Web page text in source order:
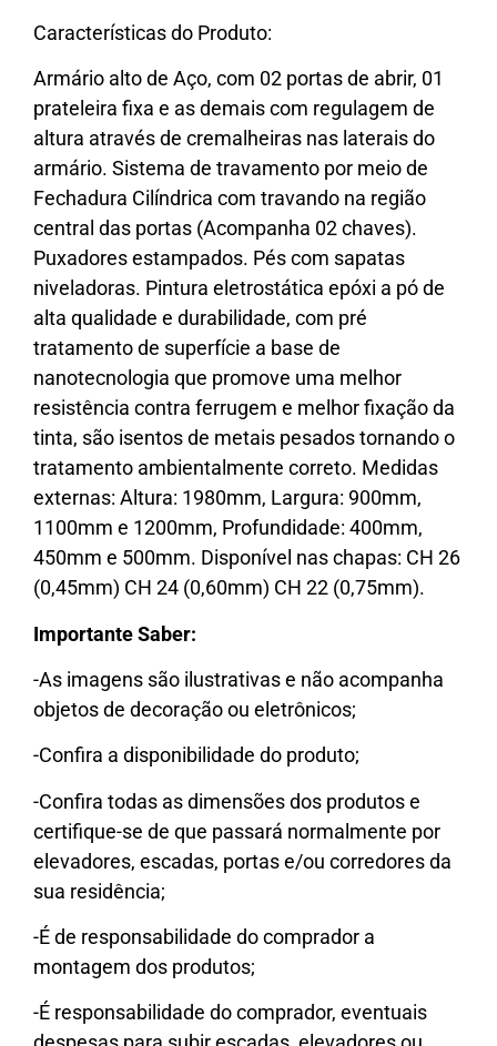
Características do Produto:
Armário alto de Aço, com 02 portas de abrir, 01
prateleira fixa e as demais com regulagem de
altura através de cremalheiras nas laterais do
armário. Sistema de travamento por meio de
Fechadura Cilíndrica com travando na região
central das portas (Acompanha 02 chaves).
Puxadores estampados. Pés com sapatas
niveladoras. Pintura eletrostática epóxi a pó de
alta qualidade e durabilidade, com pré
tratamento de superfície a base de
nanotecnologia que promove uma melhor
resistência contra ferrugem e melhor fixação da
tinta, são isentos de metais pesados tornando o
tratamento ambientalmente correto. Medidas
externas: Altura: 1980mm, Largura: 900mm,
1100mm e 1200mm, Profundidade: 400mm,
450mm e 500mm. Disponível nas chapas: CH 26
(0,45mm) CH 24 (0,60mm) CH 22 (0,75mm).
Importante Saber:
-As imagens são ilustrativas e não acompanha
objetos de decoração ou eletrônicos;
-Confira a disponibilidade do produto;
-Confira todas as dimensões dos produtos e
certifique-se de que passará normalmente por
elevadores, escadas, portas e/ou corredores da
sua residência;
-É de responsabilidade do comprador a
montagem dos produtos;
-É responsabilidade do comprador, eventuais